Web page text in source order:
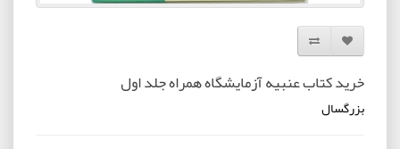
افزودن به لیست دلخواه
مقایسه این محصول
خرید کتاب عنبیه آزمایشگاه همراه جلد اول
بزرگسال